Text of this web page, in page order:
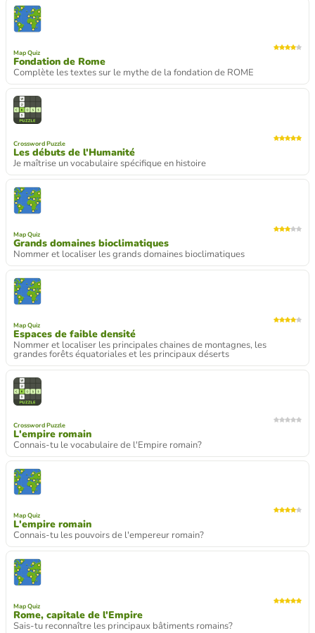
Map Quiz
Fondation de Rome
Complète les textes sur le mythe de la fondation de ROME
Crossword Puzzle
Les débuts de l'Humanité
Je maîtrise un vocabulaire spécifique en histoire
Map Quiz
Grands domaines bioclimatiques
Nommer et localiser les grands domaines bioclimatiques
Map Quiz
Espaces de faible densité
Nommer et localiser les principales chaines de montagnes, les
grandes forêts équatoriales et les principaux déserts
Crossword Puzzle
L'empire romain
Connais-tu le vocabulaire de l'Empire romain?
Map Quiz
L'empire romain
Connais-tu les pouvoirs de l'empereur romain?
Map Quiz
Rome, capitale de l'Empire
Sais-tu reconnaître les principaux bâtiments romains?